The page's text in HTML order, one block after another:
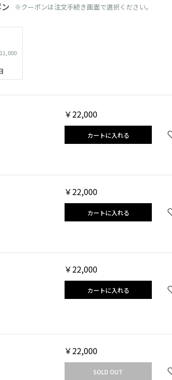
※クーポンは注文手続き画面で選択ください。
￥22,000
カートに入れる
￥22,000
カートに入れる
￥22,000
カートに入れる
￥22,000
SOLD OUT